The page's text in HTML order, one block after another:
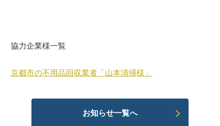
協力企業様一覧
京都市の不用品回収業者「山本清掃様」
お知らせ一覧へ